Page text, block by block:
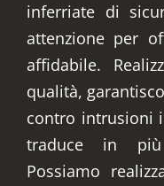
inferriate di
attenzione per
affidabile.
qualità,
contro intrusioni
traduce in più
Possiamo